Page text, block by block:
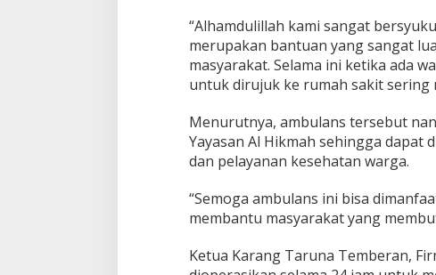
“Alhamdulillah kami sangat
merupakan bantuan yang sangat
masyarakat. Selama ini ketika ada
untuk dirujuk ke rumah sakit sering
Menurutnya, ambulans tersebut
Yayasan Al Hikmah sehingga
dan pelayanan kesehatan warga.
“Semoga ambulans ini bisa
membantu masyarakat yang
Ketua Karang Taruna Temberan,